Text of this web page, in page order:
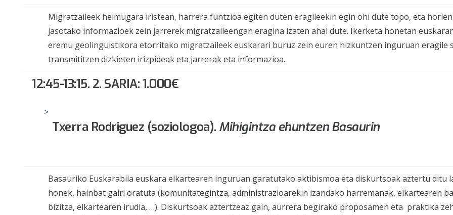
Migratzaileek helmugara iristean, harrera funtzioa egiten duten eragileekin egin ohi dute topo, eta
jasotako informazioek zein jarrerek migratzaileengan eragina izaten ahal dute. Ikerketa honetan
eremu geolinguistikora etorritako migratzaileek euskarari buruz zein euren hizkuntzen inguruan eragile
transmititzen dizkieten irizpideak eta jarrerak eta informazioa.
12:45-13:15. 2. SARIA: 1.000€
Txerra Rodriguez (soziologoa). Mihigintza ehuntzen Basaurin
Basauriko Euskarabila euskara elkartearen inguruan garatutako aktibismoa eta diskurtsoak aztertu ditu
honek, hainbat gairi oratuta (komunitategintza, administrazioarekin izandako harremanak, elkartearen
bizitza, elkartearen irudia, …). Diskurtsoak aztertzeaz gain, aurrera begirako proposamen eta praktika